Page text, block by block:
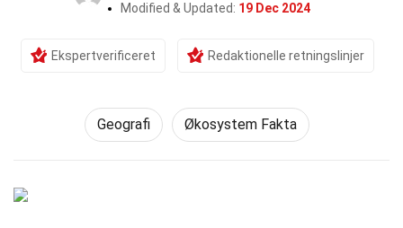
Modified & Updated: 19 Dec 2024
Ekspertverificeret Redaktionelle retningslinjer
Geografi Økosystem Fakta